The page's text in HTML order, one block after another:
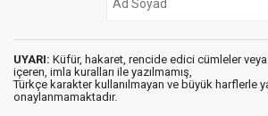
UYARI: Küfür, hakaret, rencide edici cümleler veya
içeren, imla kuralları ile yazılmamış,
Türkçe karakter kullanılmayan ve büyük harflerle
onaylanmamaktadır.